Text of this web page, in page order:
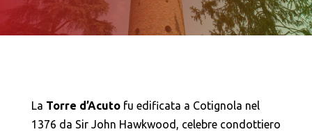
La Torre d’Acutofu edificata a Cotignola nel
1376 da Sir John Hawkwood, celebre condottiero